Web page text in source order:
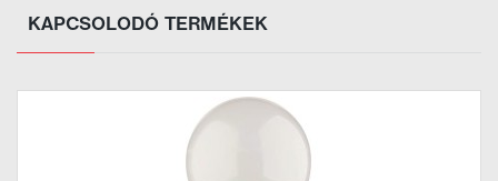
KAPCSOLODÓ TERMÉKEK